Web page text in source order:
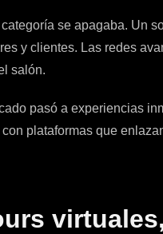
se apagaba. Un
y clientes. Las redes
salón.
pasó a experiencias
plataformas que